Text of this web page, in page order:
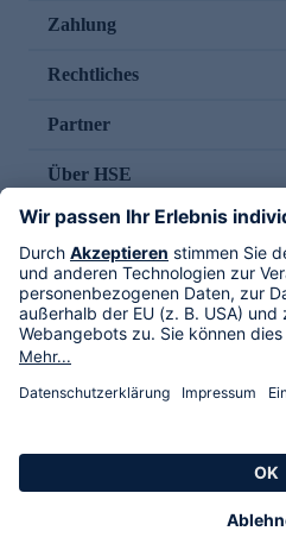
Zahlung
Rechtliches
Partner
Über HSE
Im TV
HSE International